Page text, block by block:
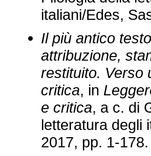
italiani/Edes,
Il più antico
attribuzione,
restituito. Verso
critica, in
e critica, a c. di
letteratura degli
2017, pp. 1-178.